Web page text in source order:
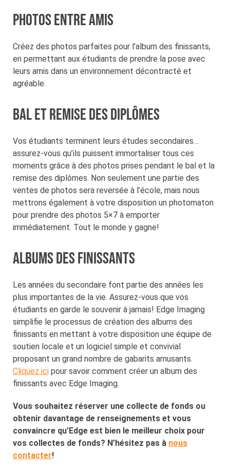
Photos entre amis
Créez des photos parfaites pour l’album des finissants,
en permettant aux étudiants de prendre la pose avec
leurs amis dans un environnement décontracté et
agréable.
Bal et remise des diplômes
Vos étudiants terminent leurs études secondaires…
assurez-vous qu’ils puissent immortaliser tous ces
moments grâce à des photos prises pendant le bal et la
remise des diplômes. Non seulement une partie des
ventes de photos sera reversée à l’école, mais nous
mettrons également à votre disposition un photomaton
pour prendre des photos 5×7 à emporter
immédiatement. Tout le monde y gagne!
Albums des finissants
Les années du secondaire font partie des années les
plus importantes de la vie. Assurez-vous que vos
étudiants en garde le souvenir à jamais! Edge Imaging
simplifie le processus de création des albums des
finissants en mettant à votre disposition une équipe de
soutien locale et un logiciel simple et convivial
proposant un grand nombre de gabarits amusants.
Cliquez ici pour savoir comment créer un album des
finissants avec Edge Imaging.
Vous souhaitez réserver une collecte de fonds ou
obtenir davantage de renseignements et vous
convaincre qu’Edge est bien le meilleur choix pour
vos collectes de fonds? N’hésitez pas à nous
contacter!